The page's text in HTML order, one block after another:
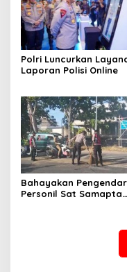
Polri Luncurkan
Laporan Polisi Online
Bahayakan
Personil Sat Samapta